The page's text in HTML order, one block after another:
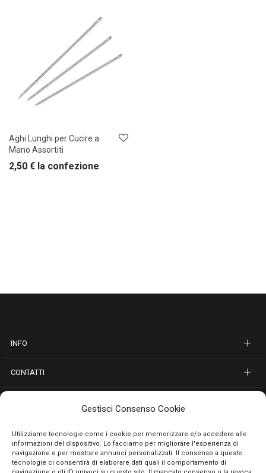
Gestisci Consenso Cookie
Utilizziamo tecnologie come i cookie per memorizzare e/o accedere alle
informazioni del dispositivo. Lo facciamo per migliorare l'esperienza di
navigazione e per mostrare annunci personalizzati. Il consenso a queste
tecnologie ci consentirà di elaborare dati quali il comportamento di
Aghi Lunghi per Cucire a
Mano Assortiti
2,50 € la confezione
INFO
CONTATTI
PAGAMENTI SICURI